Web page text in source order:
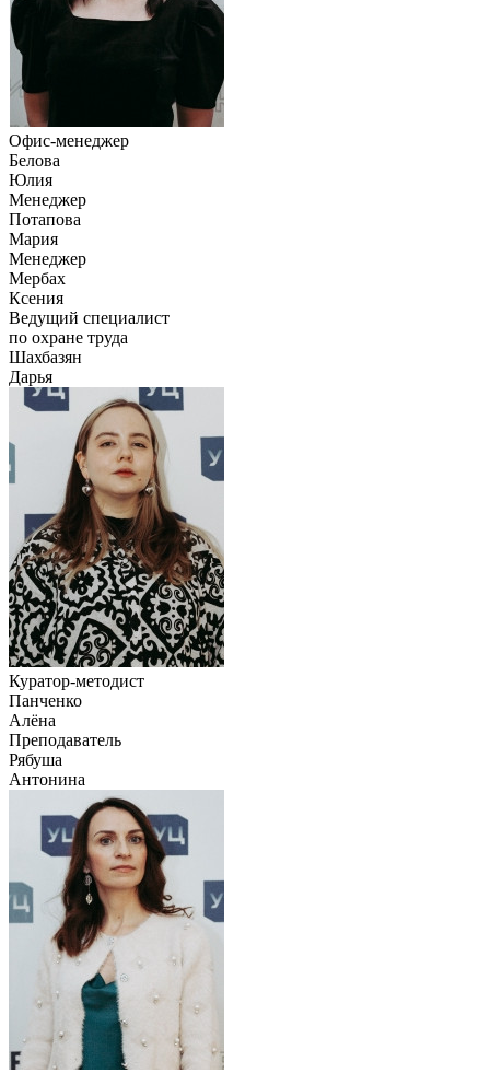
Офис-менеджер
Белова
Юлия
Менеджер
Потапова
Мария
Менеджер
Мербах
Ксения
Ведущий специалист
по охране труда
Шахбазян
Дарья
Куратор-методист
Панченко
Алёна
Преподаватель
Рябуша
Антонина